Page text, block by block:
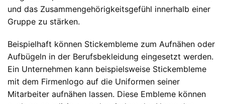
und das Zusammengehörigkeitsgefühl innerhalb einer
Gruppe zu stärken.
Beispielhaft können Stickembleme zum Aufnähen oder
Aufbügeln in der Berufsbekleidung eingesetzt werden.
Ein Unternehmen kann beispielsweise Stickembleme
mit dem Firmenlogo auf die Uniformen seiner
Mitarbeiter aufnähen lassen. Diese Embleme können